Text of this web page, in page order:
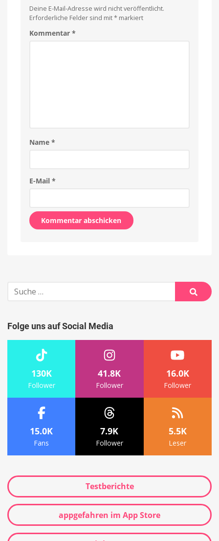
Deine E-Mail-Adresse wird nicht veröffentlicht.
Erforderliche Felder sind mit* markiert
Kommentar *
Name *
E-Mail *
Suche
nach:
Suche
Folge uns auf Social Media
130K
Follower
41.8K
Follower
16.0K
Follower
15.0K
Fans
7.9K
Follower
5.5K
Leser
Testberichte
appgefahren im App Store